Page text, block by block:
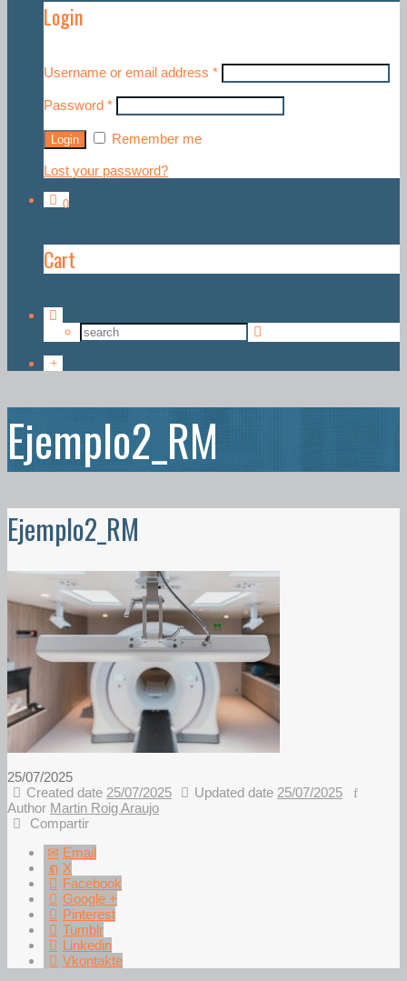
Login
Username or email address *
Password *
Remember me
Lost your password?
0
Cart
Ejemplo2_RM
Ejemplo2_RM
25/07/2025
Created date 25/07/2025 Updated date 25/07/2025
Author Martin Roig Araujo
Compartir
Email
X
Facebook
Google +
Pinterest
Tumblr
Linkedin
Vkontakte